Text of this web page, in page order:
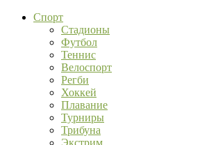
Спорт
Стадионы
Футбол
Теннис
Велоспорт
Регби
Хоккей
Плавание
Турниры
Трибуна
Экстрим